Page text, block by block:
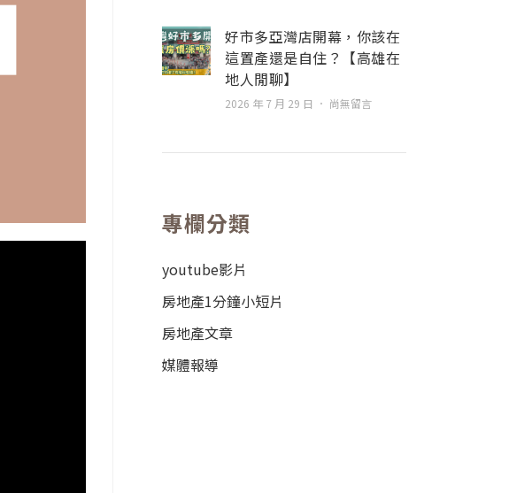
好市多亞灣店開幕，你該在
這置產還是自住？【高雄在
地人閒聊】
2026 年 7 月 29 日 尚無留言
專欄分類
youtube影片
房地產1分鐘小短片
房地產文章
媒體報導